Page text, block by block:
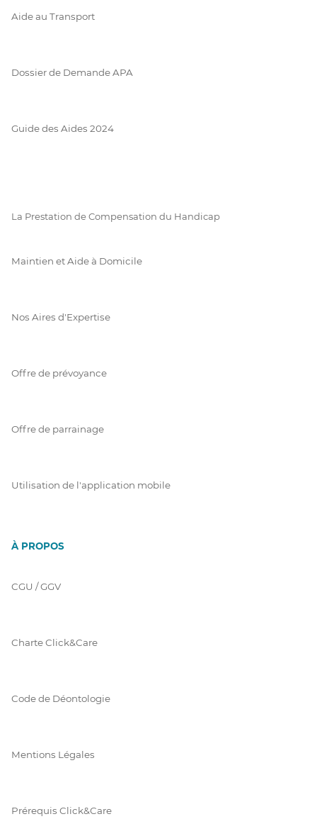
Aide au Transport
Dossier de Demande APA
Guide des Aides 2024
La Prestation de Compensation du Handicap
Maintien et Aide à Domicile
Nos Aires d'Expertise
Offre de prévoyance
Offre de parrainage
Utilisation de l'application mobile
À PROPOS
CGU / GGV
Charte Click&Care
Code de Déontologie
Mentions Légales
Prérequis Click&Care